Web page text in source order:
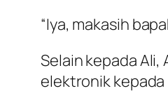
“Iya, makasih
Selain kepada
elektronik